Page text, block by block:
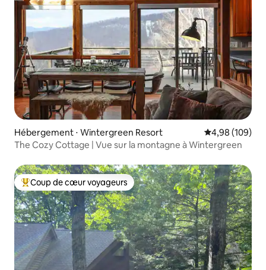
Hébergement ⋅ Wintergreen Resort Évaluation
4,98 (109)
The Cozy Cottage | Vue sur la montagne à Wintergreen
Coups de cœur voyageurs les plus appréciés
Coup de cœur voyageurs